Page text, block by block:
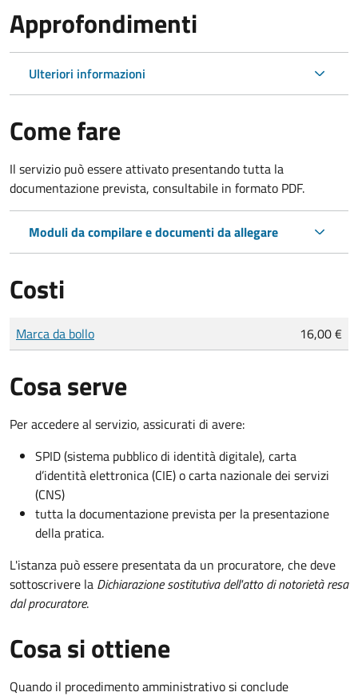
Approfondimenti
Ulteriori informazioni
Come fare
Il servizio può essere attivato presentando tutta la
documentazione prevista, consultabile in formato PDF.
Moduli da compilare e documenti da allegare
Costi
Tipo di pagamento
Importo
Marca da bollo 16,00 €
Cosa serve
Per accedere al servizio, assicurati di avere:
SPID (sistema pubblico di identità digitale), carta
d’identità elettronica (CIE) o carta nazionale dei servizi
(CNS)
tutta la documentazione prevista per la presentazione
della pratica.
L'istanza può essere presentata da un procuratore, che deve
sottoscrivere la Dichiarazione sostitutiva dell'atto di notorietà resa
dal procuratore.
Cosa si ottiene
Quando il procedimento amministrativo si conclude